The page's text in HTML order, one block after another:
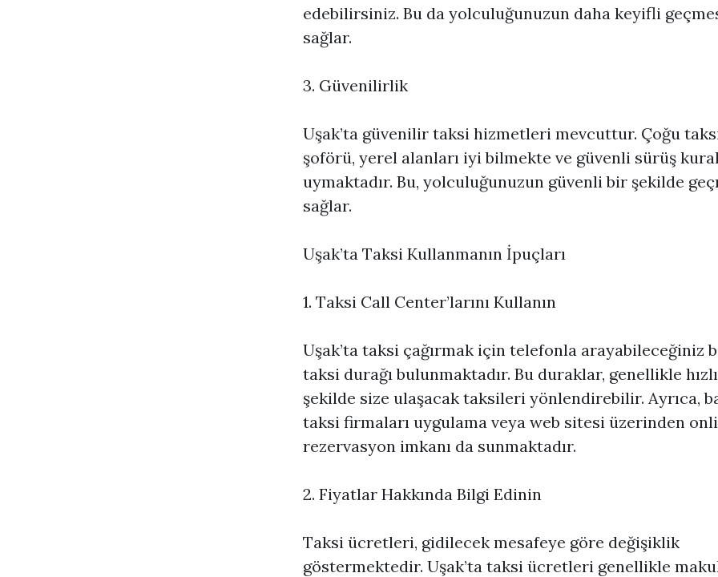
edebilirsiniz. Bu da yolculuğunuzun daha keyifli
sağlar.
3. Güvenilirlik
Uşak’ta güvenilir taksi hizmetleri mevcuttur. Çoğu
şoförü, yerel alanları iyi bilmekte ve güvenli sürüş
uymaktadır. Bu, yolculuğunuzun güvenli bir şekilde
sağlar.
Uşak’ta Taksi Kullanmanın İpuçları
1. Taksi Call Center’larını Kullanın
Uşak’ta taksi çağırmak için telefonla arayabileceğiniz
taksi durağı bulunmaktadır. Bu duraklar, genellikle
şekilde size ulaşacak taksileri yönlendirebilir. Ayrıca,
taksi firmaları uygulama veya web sitesi üzerinden
rezervasyon imkanı da sunmaktadır.
2. Fiyatlar Hakkında Bilgi Edinin
Taksi ücretleri, gidilecek mesafeye göre değişiklik
göstermektedir. Uşak’ta taksi ücretleri genellikle